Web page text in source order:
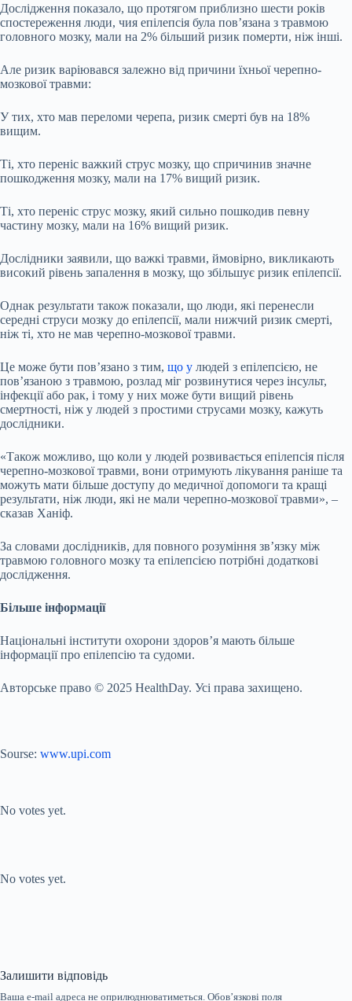
Дослідження показало, що протягом приблизно шести років
спостереження люди, чия епілепсія була пов’язана з травмою
головного мозку, мали на 2% більший ризик померти, ніж інші.
Але ризик варіювався залежно від причини їхньої черепно-
мозкової травми:
У тих, хто мав переломи черепа, ризик смерті був на 18%
вищим.
Ті, хто переніс важкий струс мозку, що спричинив значне
пошкодження мозку, мали на 17% вищий ризик.
Ті, хто переніс струс мозку, який сильно пошкодив певну
частину мозку, мали на 16% вищий ризик.
Дослідники заявили, що важкі травми, ймовірно, викликають
високий рівень запалення в мозку, що збільшує ризик епілепсії.
Однак результати також показали, що люди, які перенесли
середні струси мозку до епілепсії, мали нижчий ризик смерті,
ніж ті, хто не мав черепно-мозкової травми.
Це може бути пов’язано з тим, що у людей з епілепсією, не
пов’язаною з травмою, розлад міг розвинутися через інсульт,
інфекції або рак, і тому у них може бути вищий рівень
смертності, ніж у людей з простими струсами мозку, кажуть
дослідники.
«Також можливо, що коли у людей розвивається епілепсія після
черепно-мозкової травми, вони отримують лікування раніше та
можуть мати більше доступу до медичної допомоги та кращі
результати, ніж люди, які не мали черепно-мозкової травми», –
сказав Ханіф.
За словами дослідників, для повного розуміння зв’язку між
травмою головного мозку та епілепсією потрібні додаткові
дослідження.
Більше інформації
Національні інститути охорони здоров’я мають більше
інформації про епілепсію та судоми.
Авторське право © 2025 HealthDay. Усі права захищено.
Sourse: www.upi.com
No votes yet.
No votes yet.
Залишити відповідь
Ваша e-mail адреса не оприлюднюватиметься. Обов’язкові поля